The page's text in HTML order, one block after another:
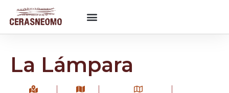
La Lámpara